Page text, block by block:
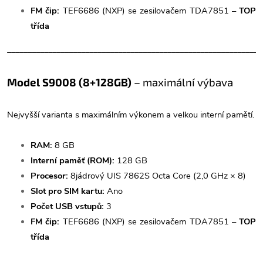
FM čip: TEF6686 (NXP) se zesilovačem TDA7851 – TOP
třída
Model S9008 (8+128GB) – maximální výbava
Nejvyšší varianta s maximálním výkonem a velkou interní pamětí.
RAM: 8 GB
Interní paměť (ROM): 128 GB
Procesor: 8jádrový UIS 7862S Octa Core (2,0 GHz × 8)
Slot pro SIM kartu: Ano
Počet USB vstupů: 3
FM čip: TEF6686 (NXP) se zesilovačem TDA7851 – TOP
třída